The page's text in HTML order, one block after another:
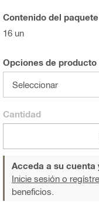
Contenido del paquete
16 un
Opciones de producto
Seleccionar
Cantidad
Acceda a su
Inicie sesión o
beneficios.